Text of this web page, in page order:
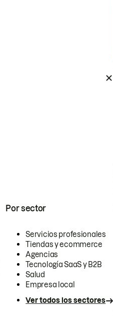
Por sector
Servicios profesionales
Tiendas y ecommerce
Agencias
Tecnología SaaS y B2B
Salud
Empresa local
Ver todos los sectores